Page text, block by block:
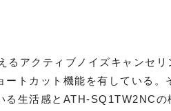
アクティブノイズキャンセリ
トカット機能を有している。
生活感とATH-SQ1TW2NCの